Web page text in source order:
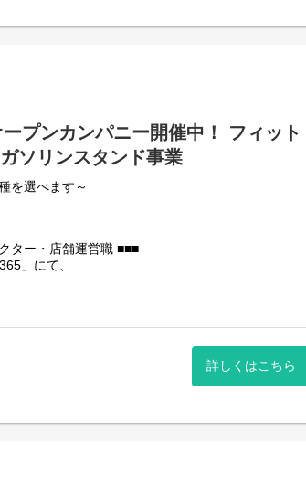
ンカンパニー開催中！ フィット
ソリンスタンド事業
を選べます～
ター・店舗運営職 ■■■
」にて、
の裁量が大きく、思いついたアイデアをどんどんお
、
詳しくはこちら